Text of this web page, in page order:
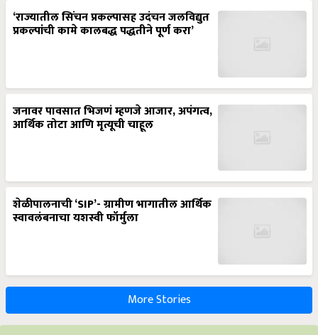
‘राज्यातील सिंचन प्रकल्पासह उदंचन जलविद्युत
प्रकल्पांची कामे कालबद्ध पद्धतीने पूर्ण करा’
जनावर पावसात भिजणं म्हणजे आजार, अपंगत्व,
आर्थिक तोटा आणि मृत्यूची चाहूल
शेळीपालनाची ‘SIP’- ग्रामीण भागातील आर्थिक
स्वावलंबनाचा यशस्वी फॉर्मुला
More Stories